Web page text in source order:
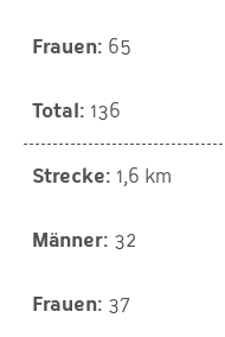
65
136
1,6 km
32
37